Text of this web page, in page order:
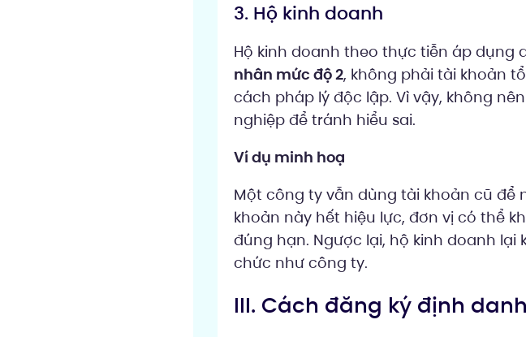
3. Hộ kinh doanh
Hộ kinh doanh theo thực tiễn áp dụng
nhân mức độ 2, không phải tài khoản
cách pháp lý độc lập. Vì vậy, không
nghiệp để tránh hiểu sai.
Ví dụ minh hoạ
Một công ty vẫn dùng tài khoản cũ để
khoản này hết hiệu lực, đơn vị có thể
đúng hạn. Ngược lại, hộ kinh doanh
chức như công ty.
III. Cách đăng ký định